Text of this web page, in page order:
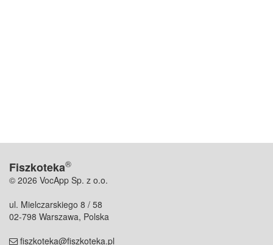
Fiszkoteka®
© 2026 VocApp Sp. z o.o.
ul. Mielczarskiego 8 / 58
02-798 Warszawa, Polska
fiszkoteka@fiszkoteka.pl